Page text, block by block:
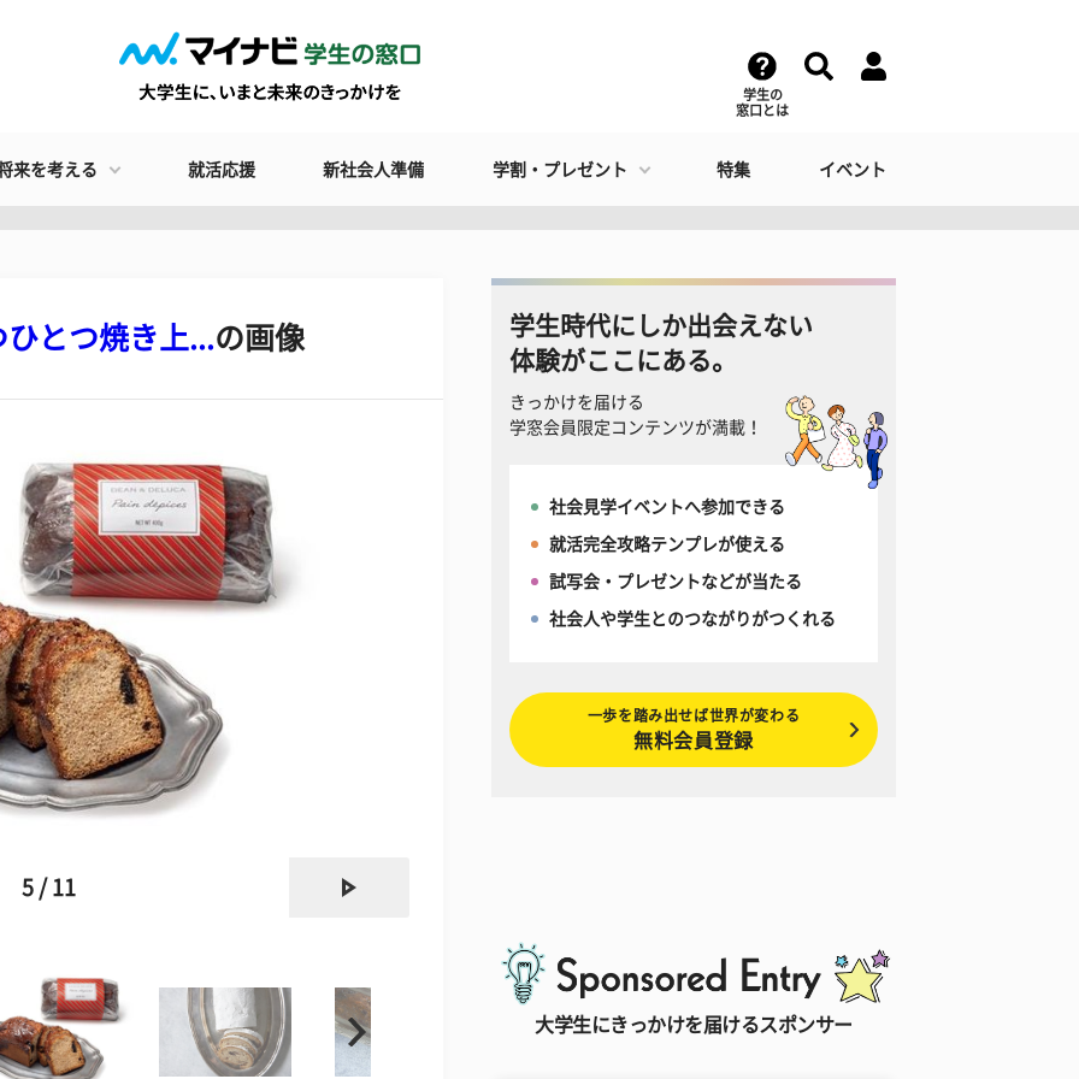
学生の
窓口とは
来を考える 就活応援 新社会人準備 学割・プレゼント 特集 イベント
とつ焼き上...の画像
5 / 11
学生時代にしか出会えない
体験がここにある。
きっかけを届ける
学窓会員限定コンテンツが満載！
社会見学イベントへ参加できる
就活完全攻略テンプレが使える
試写会・プレゼントなどが当たる
社会人や学生とのつながりがつくれる
一歩を踏み出せば世界が変わる
無料会員登録
大学生にきっかけを届けるスポンサー